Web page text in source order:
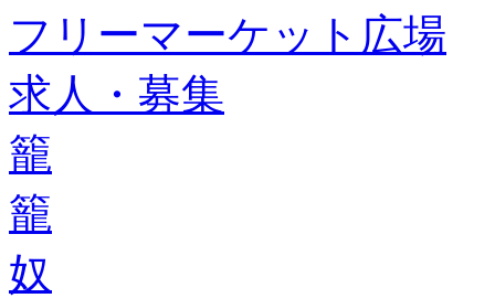
フリーマーケット広場
求人・募集
籠
籠
奴